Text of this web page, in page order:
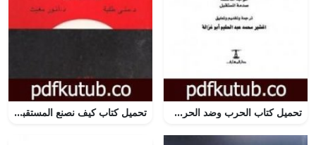
تحميل كتاب الحرب وضد الحرب PDF تأليف آلفين توفلر مجانا [كامل] تحميل كتاب كيف نصنع المستقبل ؟ PDF تأليف روجيه غارودي مجانا [كامل]